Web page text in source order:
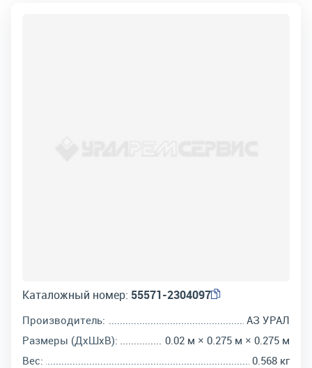
Каталожный номер: 55571-2304097
Производитель:
АЗ УРАЛ
Размеры (ДхШхВ):
0.02 м × 0.275 м × 0.275 м
Вес:
0.568 кг